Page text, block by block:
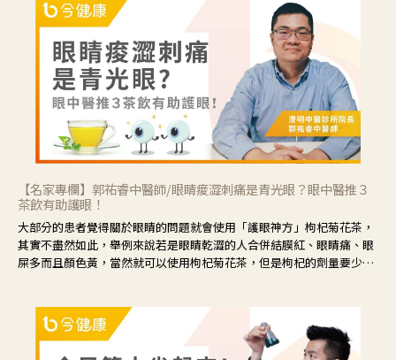
【名家專欄】郭祐睿中醫師/眼睛痠澀刺痛是青光眼？眼中醫推３
茶飲有助護眼！
大部分的患者覺得關於眼睛的問題就會使用「護眼神方」枸杞菊花茶，
其實不盡然如此，舉例來說若是眼睛乾澀的人合併結膜紅、眼睛痛、眼
屎多而且顏色黃，當然就可以使用枸杞菊花茶，但是枸杞的劑量要少，
候就要使用菊花、金銀花來治療；假如單純的眼睛乾澀，結膜沒有紅，
眼睛周圍沒有眼屎，這種情況是屬於「陰虛」，就可以使用枸杞、蓮
藕、麥門冬、山藥等比較滋潤的藥材，效果就更顯著。